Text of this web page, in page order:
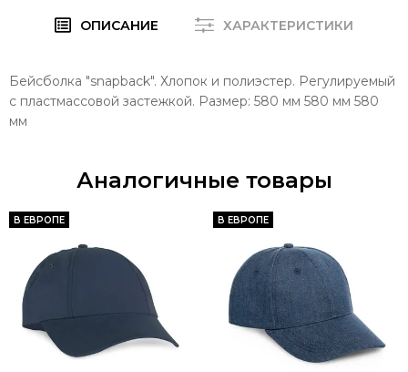
ОПИСАНИЕ ХАРАКТЕРИСТИКИ
Бейсболка "snapback". Хлопок и полиэстер. Регулируемый
с пластмассовой застежкой. Размер: 580 мм 580 мм 580
мм
Аналогичные товары
В ЕВРОПЕ В ЕВРОПЕ